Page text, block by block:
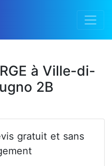
à Ville-di-
2B
gratuit et sans